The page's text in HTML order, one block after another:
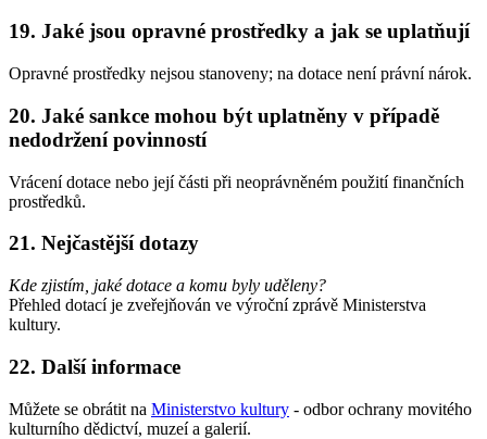
19. Jaké jsou opravné prostředky a jak se uplatňují
Opravné prostředky nejsou stanoveny; na dotace není právní nárok.
20. Jaké sankce mohou být uplatněny v případě
nedodržení povinností
Vrácení dotace nebo její části při neoprávněném použití finančních
prostředků.
21. Nejčastější dotazy
Kde zjistím, jaké dotace a komu byly uděleny?
Přehled dotací je zveřejňován ve výroční zprávě Ministerstva
kultury.
22. Další informace
Můžete se obrátit na Ministerstvo kultury - odbor ochrany movitého
kulturního dědictví, muzeí a galerií.